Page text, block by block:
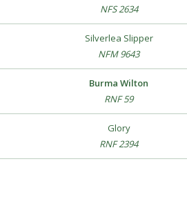
NFS 2634
Silverlea Slipper
NFM 9643
Burma Wilton
RNF 59
Glory
RNF 2394